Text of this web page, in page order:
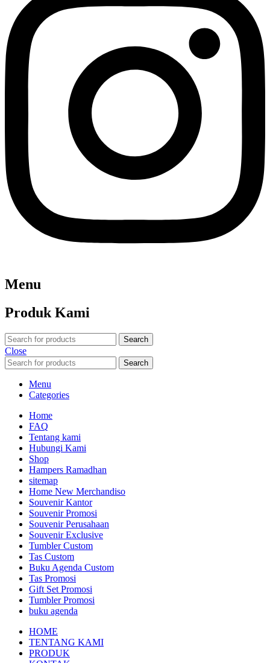
Menu
Produk Kami
Search
Close
Search
Menu
Categories
Home
FAQ
Tentang kami
Hubungi Kami
Shop
Hampers Ramadhan
sitemap
Home New Merchandiso
Souvenir Kantor
Souvenir Promosi
Souvenir Perusahaan
Souvenir Exclusive
Tumbler Custom
Tas Custom
Buku Agenda Custom
Tas Promosi
Gift Set Promosi
Tumbler Promosi
buku agenda
HOME
TENTANG KAMI
PRODUK